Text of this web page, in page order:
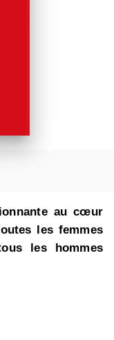
au cœur
les femmes
les hommes